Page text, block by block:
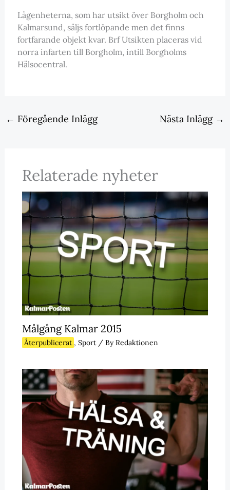
Lägenheterna, som har utsikt över Borgholm och
Kalmarsund, säljs fortlöpande men det finns
fortfarande objekt kvar. Brf Utsikten placeras vid
norra infarten till Borgholm, intill Borgholms
Hälsocentral.
← Föregående Inlägg Nästa Inlägg →
Relaterade nyheter
Målgång Kalmar 2015
Återpublicerat , Sport/ ByRedaktionen